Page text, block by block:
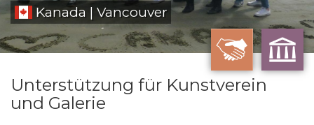
Kanada | Vancouver
Unterstützung für Kunstverein
und Galerie